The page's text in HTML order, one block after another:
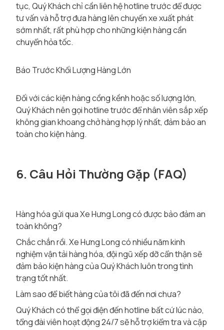
tục, Quý Khách chỉ cần liên hệ hotline trước để được
tư vấn và hỗ trợ đưa hàng lên chuyến xe xuất phát
sớm nhất, rất phù hợp cho những kiện hàng cần
chuyển hỏa tốc.
Báo Trước Khối Lượng Hàng Lớn
Đối với các kiện hàng cồng kềnh hoặc số lượng lớn,
Quý Khách nên gọi hotline trước để nhân viên sắp xếp
không gian khoang chở hàng hợp lý nhất, đảm bảo an
toàn cho kiện hàng.
6. Câu Hỏi Thường Gặp (FAQ)
Hàng hóa gửi qua Xe Hưng Long có được bảo đảm an
toàn không?
Chắc chắn rồi. Xe Hưng Long có nhiều năm kinh
nghiệm vận tải hàng hóa, đội ngũ xếp dỡ cẩn thận sẽ
đảm bảo kiện hàng của Quý Khách luôn trong tình
trạng tốt nhất.
Làm sao để biết hàng của tôi đã đến nơi chưa?
Quý Khách có thể gọi điện đến hotline bất cứ lúc nào,
tổng đài viên hoạt động 24/7 sẽ hỗ trợ kiểm tra và cập